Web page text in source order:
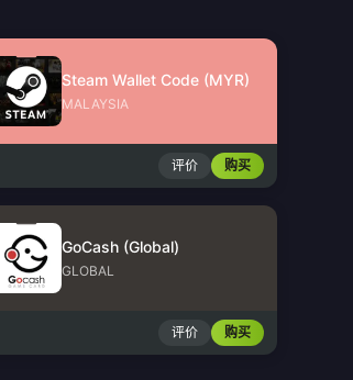
Steam Wallet Code (MYR)
MALAYSIA
评价 购买
GoCash (Global)
GLOBAL
评价 购买